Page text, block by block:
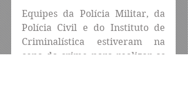
Equipes da Polícia Militar, da
Polícia Civil e do Instituto de
Criminalística estiveram na
cena do crime para realizar os